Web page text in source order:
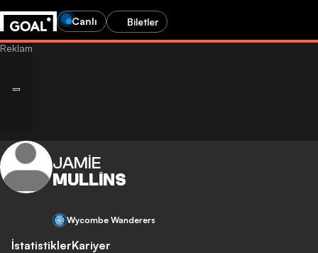
Canlı Biletler
JAMIE
MULLINS
Wycombe Wanderers
İstatistiklerKariyer